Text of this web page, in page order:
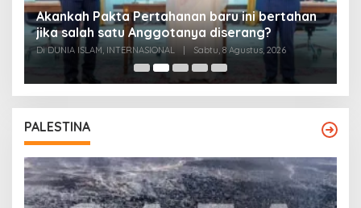
Akankah Pakta Pertahanan baru ini bertahan
jika salah satu Anggotanya diserang?
Di DUNIA ISLAM, INTERNASIONAL | Sabtu, 8 Agustus, 2026
PALESTINA